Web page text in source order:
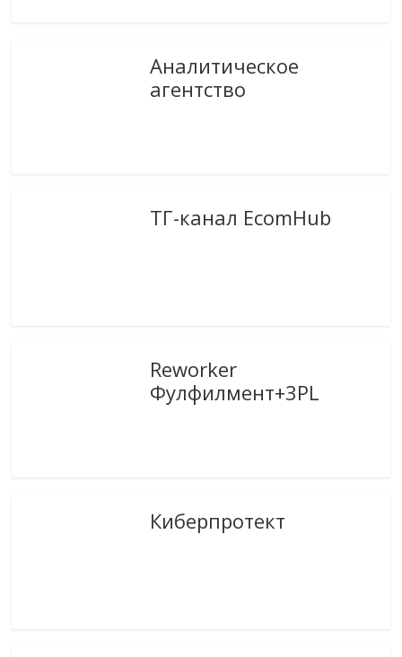
Аналитическое
агентство
ТГ-канал EcomHub
Reworker
Фулфилмент+3PL
Киберпротект